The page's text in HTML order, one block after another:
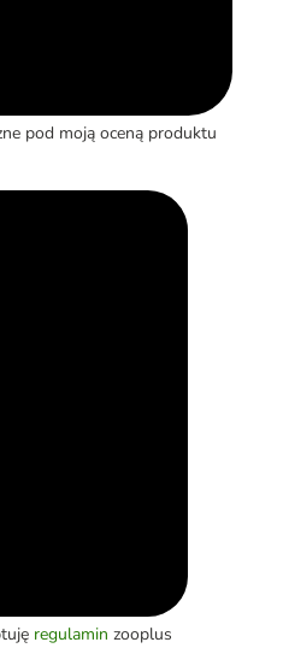
pod moją oceną produktu
regulamin zooplus